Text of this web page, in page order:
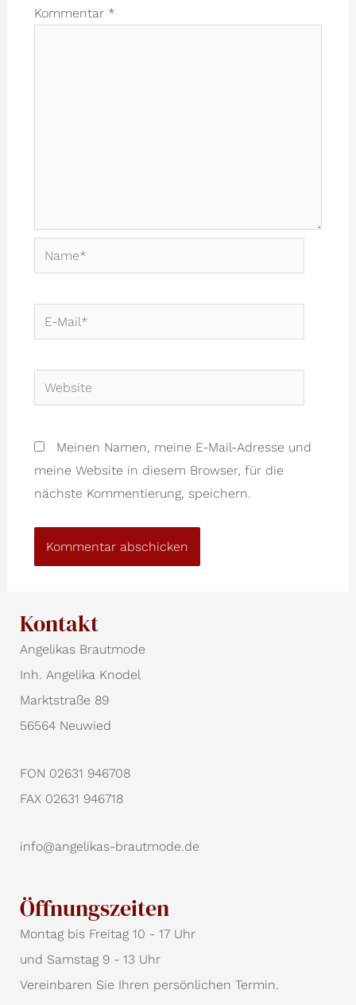
Kommentar *
Name*
E-
Mail*
Website
Meinen Namen, meine E-Mail-Adresse und
meine Website in diesem Browser, für die
nächste Kommentierung, speichern.
Kontakt
Angelikas Brautmode
Inh. Angelika Knodel
Marktstraße 89
56564 Neuwied
FON 02631 946708
FAX 02631 946718
info@angelikas-brautmode.de
Öffnungszeiten
Montag bis Freitag 10 - 17 Uhr
und Samstag 9 - 13 Uhr
Vereinbaren Sie Ihren persönlichen Termin.